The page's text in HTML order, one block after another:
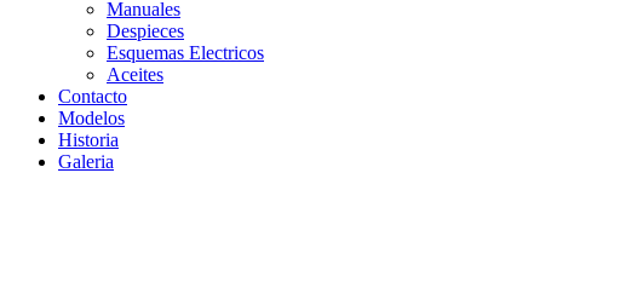
Manuales
Despieces
Esquemas Electricos
Aceites
Contacto
Modelos
Historia
Galeria